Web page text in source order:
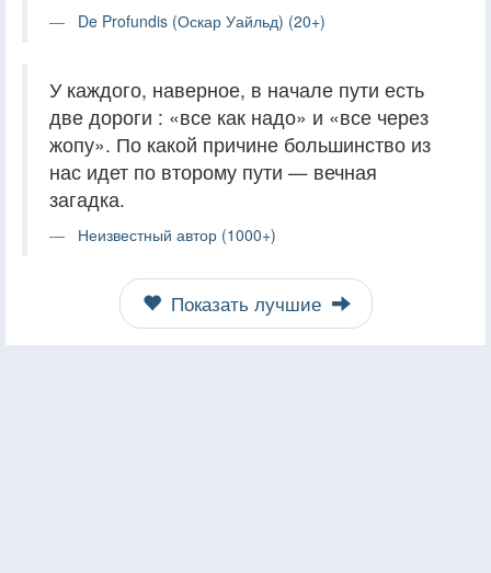
De Profundis (Оскар Уайльд) (20+)
У каждого, наверное, в начале пути есть
две дороги : «все как надо» и «все через
жопу». По какой причине большинство из
нас идет по второму пути — вечная
загадка.
Неизвестный автор (1000+)
Показать лучшие